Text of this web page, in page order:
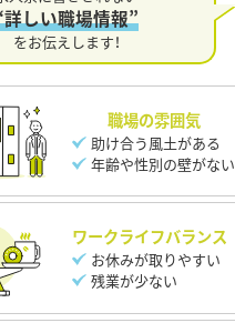
詳しい職場情報”
をお伝えします！
職場の雰囲気
助け合う風土がある
年齢や性別の壁がない
ワークライフバランス
お休みが取りやすい
残業が少ない